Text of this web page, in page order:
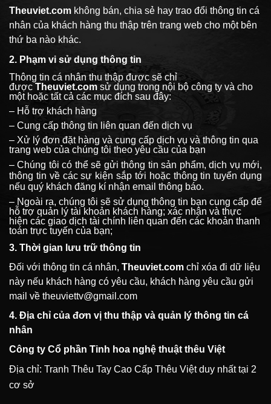
Theuviet.com không bán, chia sẻ hay trao đổi thông tin cá
nhân của khách hàng thu thập trên trang web cho một bên
thứ ba nào khác.
2. Phạm vi sử dụng thông tin
Thông tin cá nhân thu thập được sẽ chỉ
được Theuviet.com sử dụng trong nội bộ công ty và cho
một hoặc tất cả các mục đích sau đây:
– Hỗ trợ khách hàng
– Cung cấp thông tin liên quan đến dịch vụ
– Xử lý đơn đặt hàng và cung cấp dịch vụ và thông tin qua
trang web của chúng tôi theo yêu cầu của bạn
– Chúng tôi có thể sẽ gửi thông tin sản phẩm, dịch vụ mới,
thông tin về các sự kiện sắp tới hoặc thông tin tuyển dụng
nếu quý khách đăng kí nhận email thông báo.
– Ngoài ra, chúng tôi sẽ sử dụng thông tin bạn cung cấp để
hỗ trợ quản lý tài khoản khách hàng; xác nhận và thực
hiện các giao dịch tài chính liên quan đến các khoản thanh
toán trực tuyến của bạn;
3. Thời gian lưu trữ thông tin
Đối với thông tin cá nhân, Theuviet.com chỉ xóa đi dữ liệu
này nếu khách hàng có yêu cầu, khách hàng yêu cầu gửi
mail về theuviettv@gmail.com
4. Địa chỉ của đơn vị thu thập và quản lý thông tin cá
nhân
Công ty Cổ phần Tinh hoa nghệ thuật thêu Việt
Địa chỉ: Tranh Thêu Tay Cao Cấp Thêu Việt duy nhất tại 2
cơ sở